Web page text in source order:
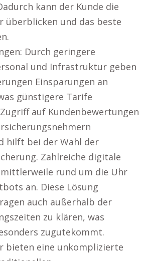
kann der Kunde die
überblicken und das beste
Durch geringere
und Infrastruktur geben
Einsparungen an
günstigere Tarife
auf Kundenbewertungen
hilft bei der Wahl der
Zahlreiche digitale
rund um die Uhr
an. Diese Lösung
auch außerhalb der
zu klären, was
zugutekommt.
bieten eine unkomplizierte